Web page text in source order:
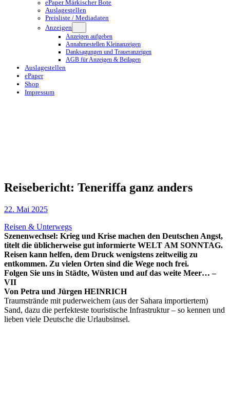
ePaper Märkischer Bote
Auslagestellen
Preisliste / Mediadaten
Anzeigen
Anzeigen aufgeben
Annahmestellen Kleinanzeigen
Danksagungen und Traueranzeigen
AGB für Anzeigen & Beilagen
Auslagestellen
ePaper
Shop
Impressum
Reisebericht: Teneriffa ganz anders
22. Mai 2025
Reisen & Unterwegs
Szenenwechsel: Krieg und Krise machen den Deutschen Angst,
titelt die üblicherweise gut informierte WELT AM SONNTAG.
Reisen kann helfen, dem Druck wenigstens zeitweilig zu
entkommen. Zu vielen Orten sind die Wege noch frei.
Folgen Sie uns in Städte, Wüsten und auf das weite Meer… –
VII
Von Petra und Jürgen HEINRICH
Traumstrände mit puderweichem (aus der Sahara importiertem)
Sand, dazu die perfekteste touristische Infrastruktur – so kennen und
lieben viele Deutsche die Urlaubsinsel.